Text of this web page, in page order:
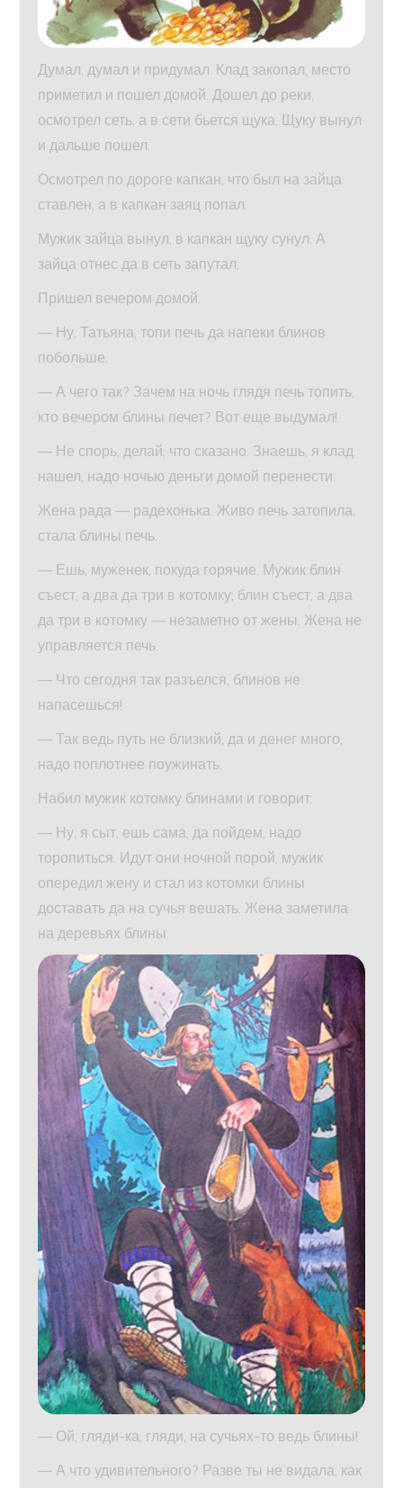
Думал, думал и придумал. Клад закопал, место
приметил и пошел домой. Дошел до реки,
осмотрел сеть, а в сети бьется щука. Щуку вынул
и дальше пошел.
Осмотрел по дороге капкан, что был на зайца
ставлен, а в капкан заяц попал.
Мужик зайца вынул, в капкан щуку сунул. А
зайца отнес да в сеть запутал.
Пришел вечером домой.
— Ну, Татьяна, топи печь да напеки блинов
побольше.
— А чего так? Зачем на ночь глядя печь топить,
кто вечером блины печет? Вот еще выдумал!
— Не спорь, делай, что сказано. Знаешь, я клад
нашел, надо ночью деньги домой перенести.
Жена рада — радехонька. Живо печь затопила,
стала блины печь.
— Ешь, муженек, покуда горячие. Мужик блин
съест, а два да три в котомку; блин съест, а два
да три в котомку — незаметно от жены. Жена не
управляется печь.
— Что сегодня так разъелся, блинов не
напасешься!
— Так ведь путь не близкий, да и денег много,
надо поплотнее поужинать.
Набил мужик котомку блинами и говорит:
— Ну, я сыт, ешь сама, да пойдем, надо
торопиться. Идут они ночной порой, мужик
опередил жену и стал из котомки блины
доставать да на сучья вешать. Жена заметила
на деревьях блины.
— Ой, гляди-ка, гляди, на сучьях-то ведь блины!
— А что удивительного? Разве ты не видала, как